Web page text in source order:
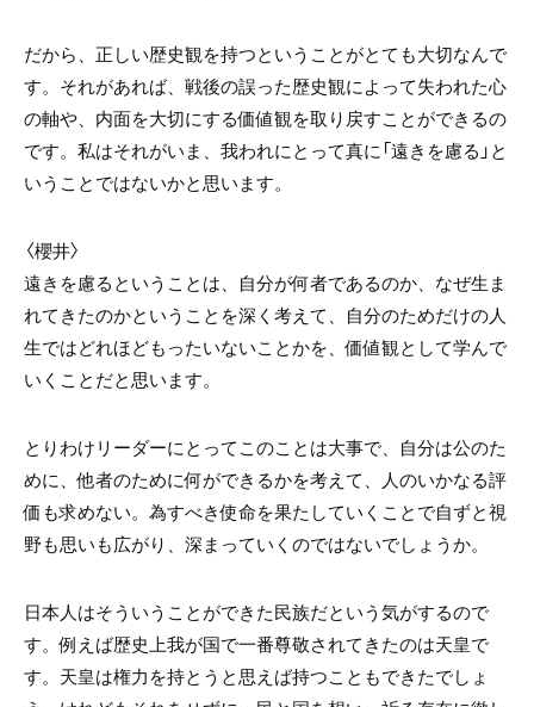
だから、正しい歴史観を持つということがとても大切なんで
す。それがあれば、戦後の誤った歴史観によって失われた心
の軸や、内面を大切にする価値観を取り戻すことができるの
です。私はそれがいま、我われにとって真に「遠きを慮る」と
いうことではないかと思います。
〈櫻井〉
遠きを慮るということは、自分が何者であるのか、なぜ生ま
れてきたのかということを深く考えて、自分のためだけの人
生ではどれほどもったいないことかを、価値観として学んで
いくことだと思います。
とりわけリーダーにとってこのことは大事で、自分は公のた
めに、他者のために何ができるかを考えて、人のいかなる評
価も求めない。為すべき使命を果たしていくことで自ずと視
野も思いも広がり、深まっていくのではないでしょうか。
日本人はそういうことができた民族だという気がするので
す。例えば歴史上我が国で一番尊敬されてきたのは天皇で
す。天皇は権力を持とうと思えば持つこともできたでしょ